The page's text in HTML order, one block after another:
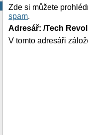
Zde si můžete
spam.
Adresář: /Tech
V tomto adresáři